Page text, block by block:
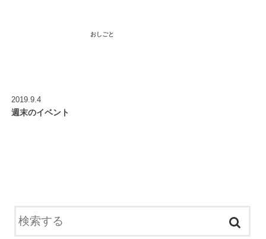
おしごと
2019.9.4
週末のイベント